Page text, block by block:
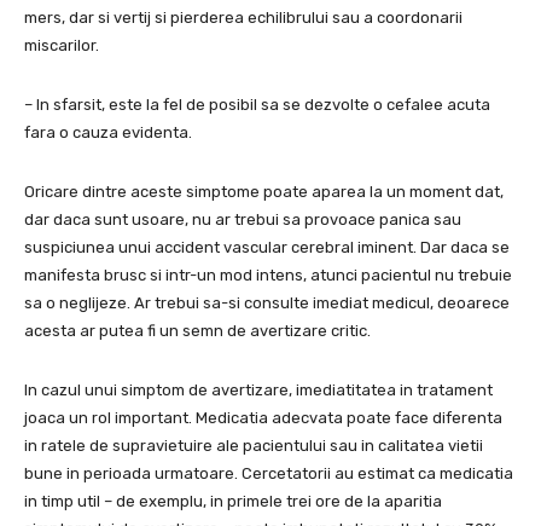
mers, dar si vertij si pierderea echilibrului sau a coordonarii
miscarilor.
– In sfarsit, este la fel de posibil sa se dezvolte o cefalee acuta
fara o cauza evidenta.
Oricare dintre aceste simptome poate aparea la un moment dat,
dar daca sunt usoare, nu ar trebui sa provoace panica sau
suspiciunea unui accident vascular cerebral iminent. Dar daca se
manifesta brusc si intr-un mod intens, atunci pacientul nu trebuie
sa o neglijeze. Ar trebui sa-si consulte imediat medicul, deoarece
acesta ar putea fi un semn de avertizare critic.
In cazul unui simptom de avertizare, imediatitatea in tratament
joaca un rol important. Medicatia adecvata poate face diferenta
in ratele de supravietuire ale pacientului sau in calitatea vietii
bune in perioada urmatoare. Cercetatorii au estimat ca medicatia
in timp util – de exemplu, in primele trei ore de la aparitia